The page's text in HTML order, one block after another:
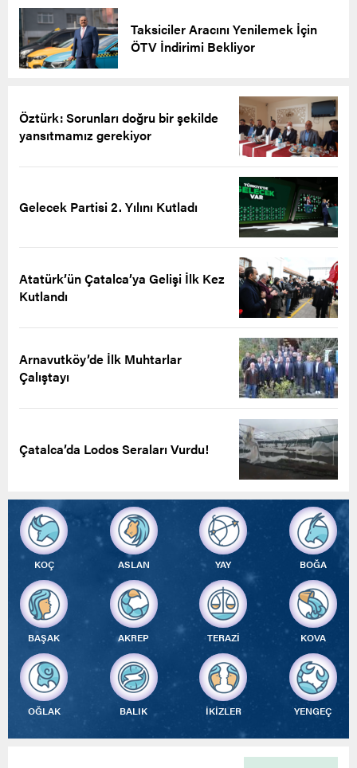
Taksiciler Aracını Yenilemek İçin
ÖTV İndirimi Bekliyor
Öztürk: Sorunları doğru bir şekilde
yansıtmamız gerekiyor
Gelecek Partisi 2. Yılını Kutladı
Atatürk’ün Çatalca’ya Gelişi İlk Kez
Kutlandı
Arnavutköy’de İlk Muhtarlar
Çalıştayı
Çatalca’da Lodos Seraları Vurdu!
KOÇ ASLAN YAY BOĞA
BAŞAK AKREP TERAZİ KOVA
OĞLAK BALIK İKİZLER YENGEÇ